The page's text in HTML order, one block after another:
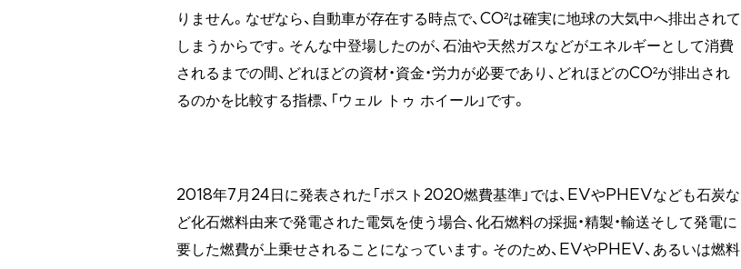
りません。なぜなら、自動車が存在する時点で、CO²は確実に地球の大気中へ排出されて
しまうからです。そんな中登場したのが、石油や天然ガスなどがエネルギーとして消費
されるまでの間、どれほどの資材・資金・労力が必要であり、どれほどのCO²が排出され
るのかを比較する指標、「ウェル トゥ ホイール」です。
2018年7月24日に発表された「ポスト2020燃費基準」では、EVやPHEVなども石炭な
ど化石燃料由来で発電された電気を使う場合、化石燃料の採掘・精製・輸送そして発電に
要した燃費が上乗せされることになっています。そのため、EVやPHEV、あるいは燃料